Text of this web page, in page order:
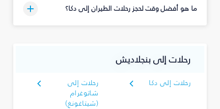
ما هو أفضل وقت لحجز رحلات الطيران إلى دكا؟
رحلات إلى بنجلاديش
رحلات إلى دكا
رحلات إلى
شاتوغرام
(شيتاغونغ)